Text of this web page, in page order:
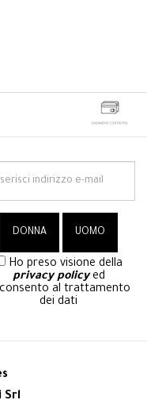
Ho preso visione della
privacy policyed
al trattamento
dei dati
Srl